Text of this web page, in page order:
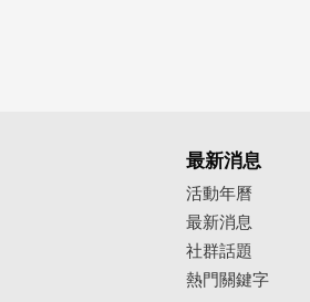
最新消息
活動年曆
最新消息
社群話題
熱門關鍵字